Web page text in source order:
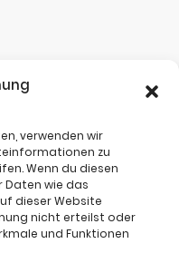
verwenden wir
zu
Wenn du diesen
Daten wie das
dieser Website
nicht erteilst oder
und Funktionen